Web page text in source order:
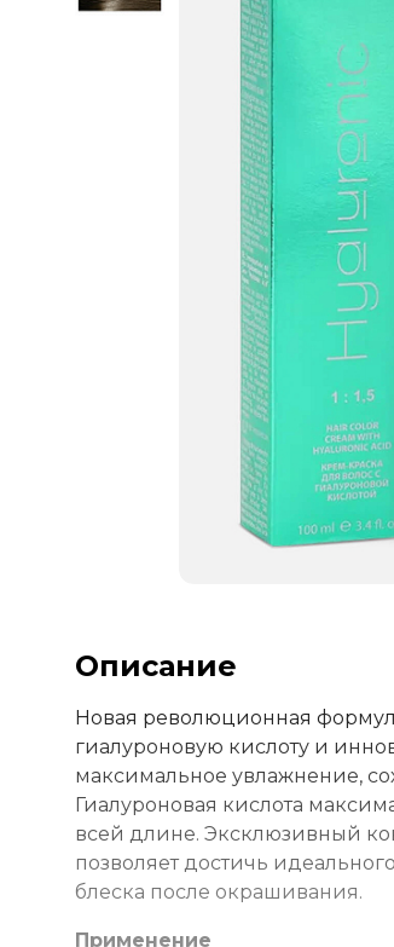
Описание
Новая революционная
гиалуроновую кислоту и
максимальное увлажнение,
Гиалуроновая кислота
всей длине. Эксклюзивный
позволяет достичь
блеска после окрашивания.
Применение